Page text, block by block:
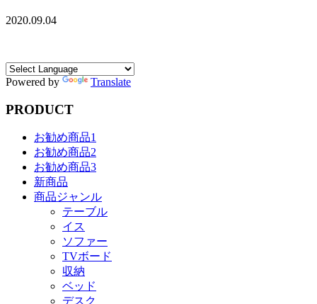
2020.09.04
Powered by Translate
PRODUCT
お勧め商品1
お勧め商品2
お勧め商品3
新商品
商品ジャンル
テーブル
イス
ソファー
TVボード
収納
ベッド
デスク